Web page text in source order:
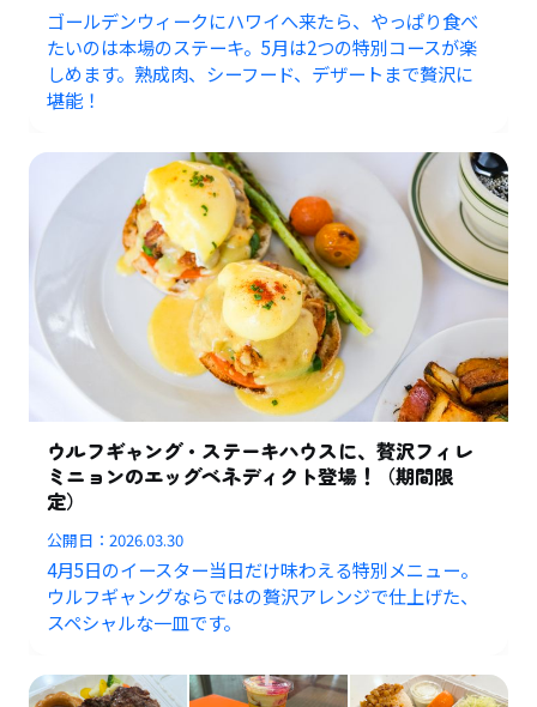
ゴールデンウィークにハワイへ来たら、やっぱり食べ
たいのは本場のステーキ。5月は2つの特別コースが楽
しめます。熟成肉、シーフード、デザートまで贅沢に
堪能！
ウルフギャング・ステーキハウスに、贅沢フィレ
ミニョンのエッグベネディクト登場！（期間限
定）
公開日：2026.03.30
4月5日のイースター当日だけ味わえる特別メニュー。
ウルフギャングならではの贅沢アレンジで仕上げた、
スペシャルな一皿です。